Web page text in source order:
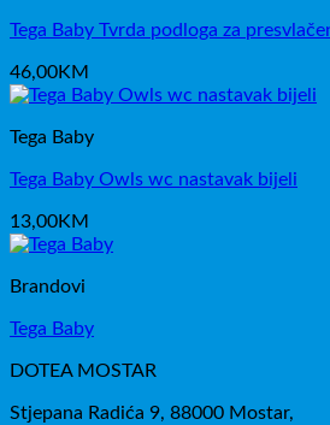
Tega Baby Tvrda podloga za
46,00KM
Tega Baby
Tega Baby Owls wc nastavak bijeli
13,00KM
Brandovi
Tega Baby
DOTEA MOSTAR
Stjepana Radića 9, 88000 Mostar,